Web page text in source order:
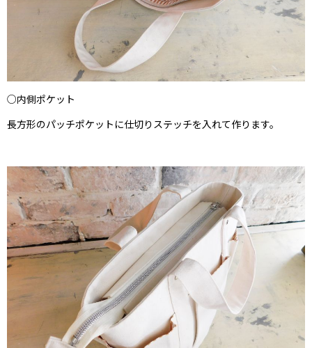
○内側ポケット
長方形のパッチポケットに仕切りステッチを入れて作ります。